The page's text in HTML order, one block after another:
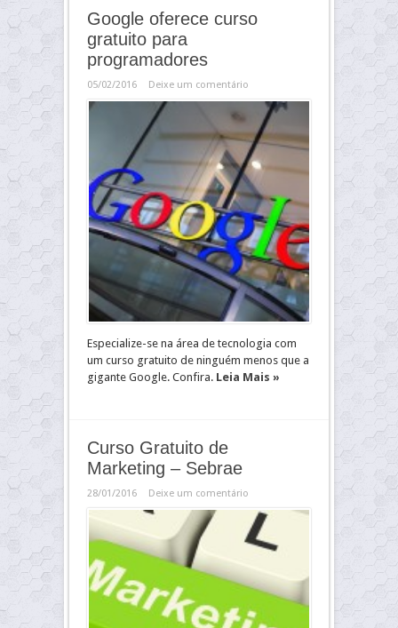
Google oferece curso
gratuito para
programadores
05/02/2016 Deixe um comentário
Especialize-se na área de tecnologia com
um curso gratuito de ninguém menos que a
gigante Google. Confira. Leia Mais »
Curso Gratuito de
Marketing – Sebrae
28/01/2016 Deixe um comentário